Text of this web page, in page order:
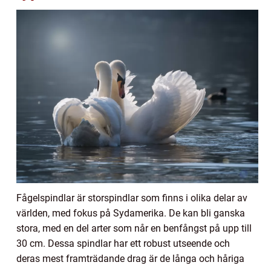
Fågelspindlar är storspindlar som finns i olika delar av
världen, med fokus på Sydamerika. De kan bli ganska
stora, med en del arter som når en benfångst på upp till
30 cm. Dessa spindlar har ett robust utseende och
deras mest framträdande drag är de långa och håriga